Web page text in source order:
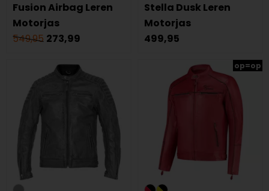
Fusion Airbag Leren
Motorjas
549,95 273,99
Stella Dusk Leren
Motorjas
499,95
op=op